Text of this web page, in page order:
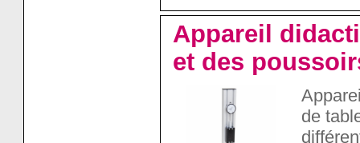
Appareil
et des
de